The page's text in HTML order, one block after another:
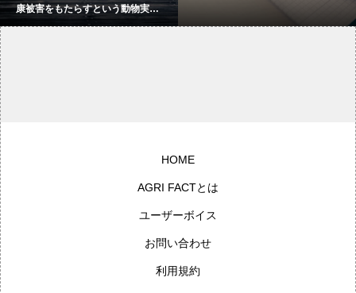
康被害をもたらすという動物実験
の結果があるなら、やはり避けた
HOME
AGRI FACTとは
ユーザーボイス
お問い合わせ
利用規約